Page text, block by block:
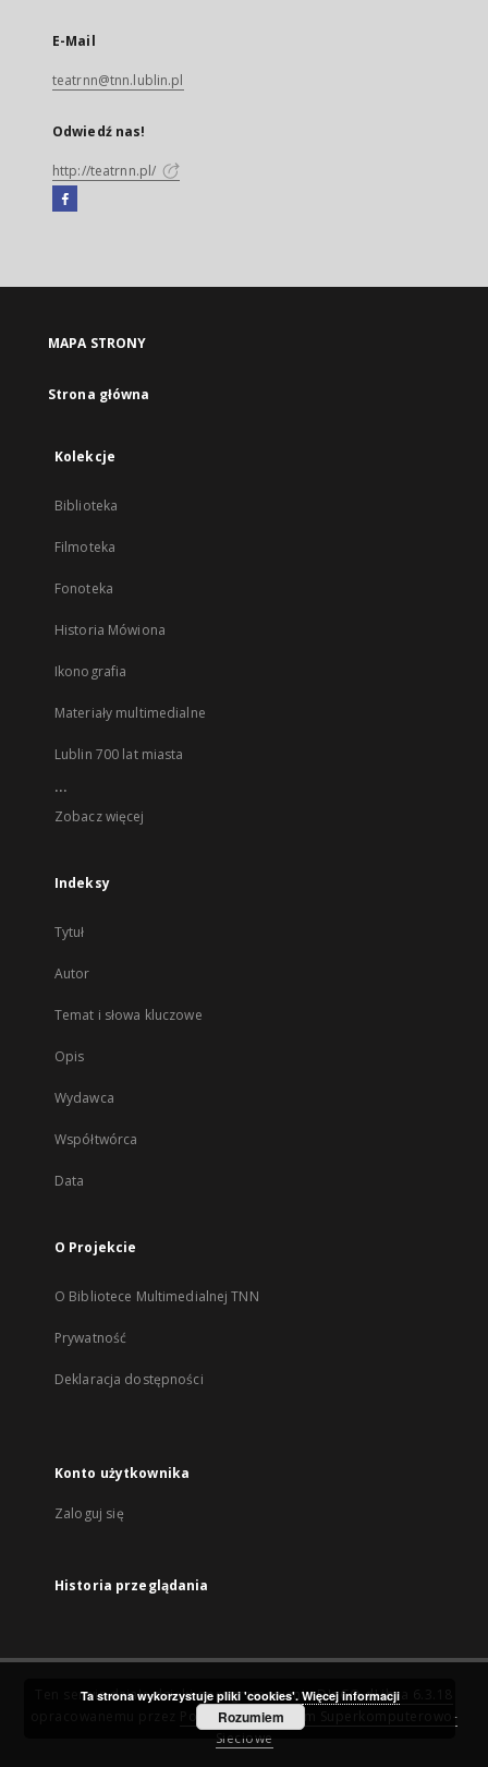
E-Mail
teatrnn@tnn.lublin.pl
Odwiedź nas!
http://teatrnn.pl/
Facebook
się
karcie
MAPA STRONY
Strona główna
Kolekcje
Biblioteka
Filmoteka
Fonoteka
Historia Mówiona
Ikonografia
Materiały multimedialne
Lublin 700 lat miasta
...
Zobacz więcej
Indeksy
Tytuł
Autor
Temat i słowa kluczowe
Opis
Wydawca
Współtwórca
Data
O Projekcie
O Bibliotece Multimedialnej TNN
Prywatność
Deklaracja dostępności
Konto użytkownika
Zaloguj się
Historia przeglądania
Ten serwis działa dzięki oprogramowaniuDInGO dLibra 6.3.18
Poznańskie Centrum Superkomputerowo-
Sieciowe
Ta strona wykorzystuje pliki 'cookies'. Więcej informacji
Rozumiem